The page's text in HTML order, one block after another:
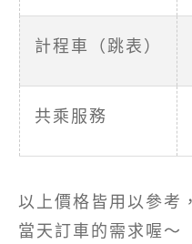
計程車（跳表）
共乘服務
以上價格皆用以參考
當天訂車的需求喔～